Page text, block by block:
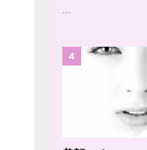
...
4